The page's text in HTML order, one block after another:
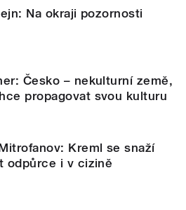
Na okraji pozornosti
Česko – nekulturní země,
propagovat svou kulturu
Kreml se snaží
odpůrce i v cizině